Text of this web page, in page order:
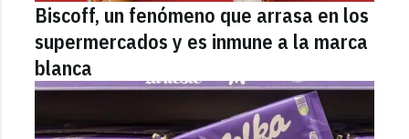
Biscoff, un fenómeno que arrasa en los
supermercados y es inmune a la marca
blanca